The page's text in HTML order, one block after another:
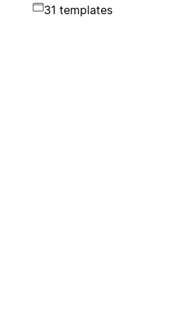
31 templates